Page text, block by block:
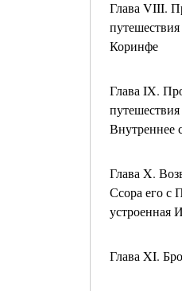
Глава VIII.
Коринфе
Глава IX.
Внутреннее
Глава X.
Ссора его с
устроенная
Глава XI.